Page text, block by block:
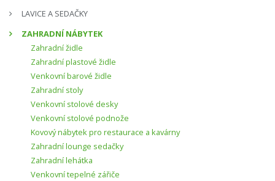
LAVICE A SEDAČKY
ZAHRADNÍ NÁBYTEK
Zahradní židle
Zahradní plastové židle
Venkovní barové židle
Zahradní stoly
Venkovní stolové desky
Venkovní stolové podnože
Kovový nábytek pro restaurace a kavárny
Zahradní lounge sedačky
Zahradní lehátka
Venkovní tepelné zářiče